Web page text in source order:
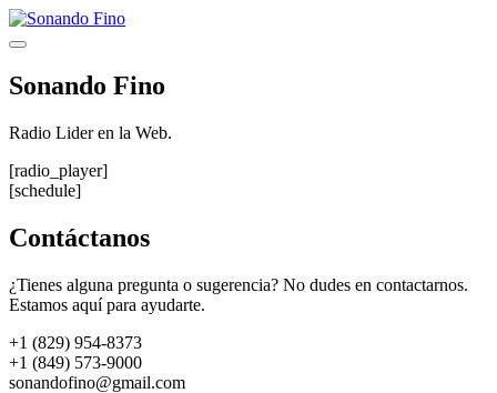
Saltar
al
Menú
Sonando Fino
Radio Lider en la Web.
[radio_player]
[schedule]
Contáctanos
¿Tienes alguna pregunta o sugerencia? No dudes en contactarnos.
Estamos aquí para ayudarte.
+1 (829) 954-8373
+1 (849) 573-9000
sonandofino@gmail.com